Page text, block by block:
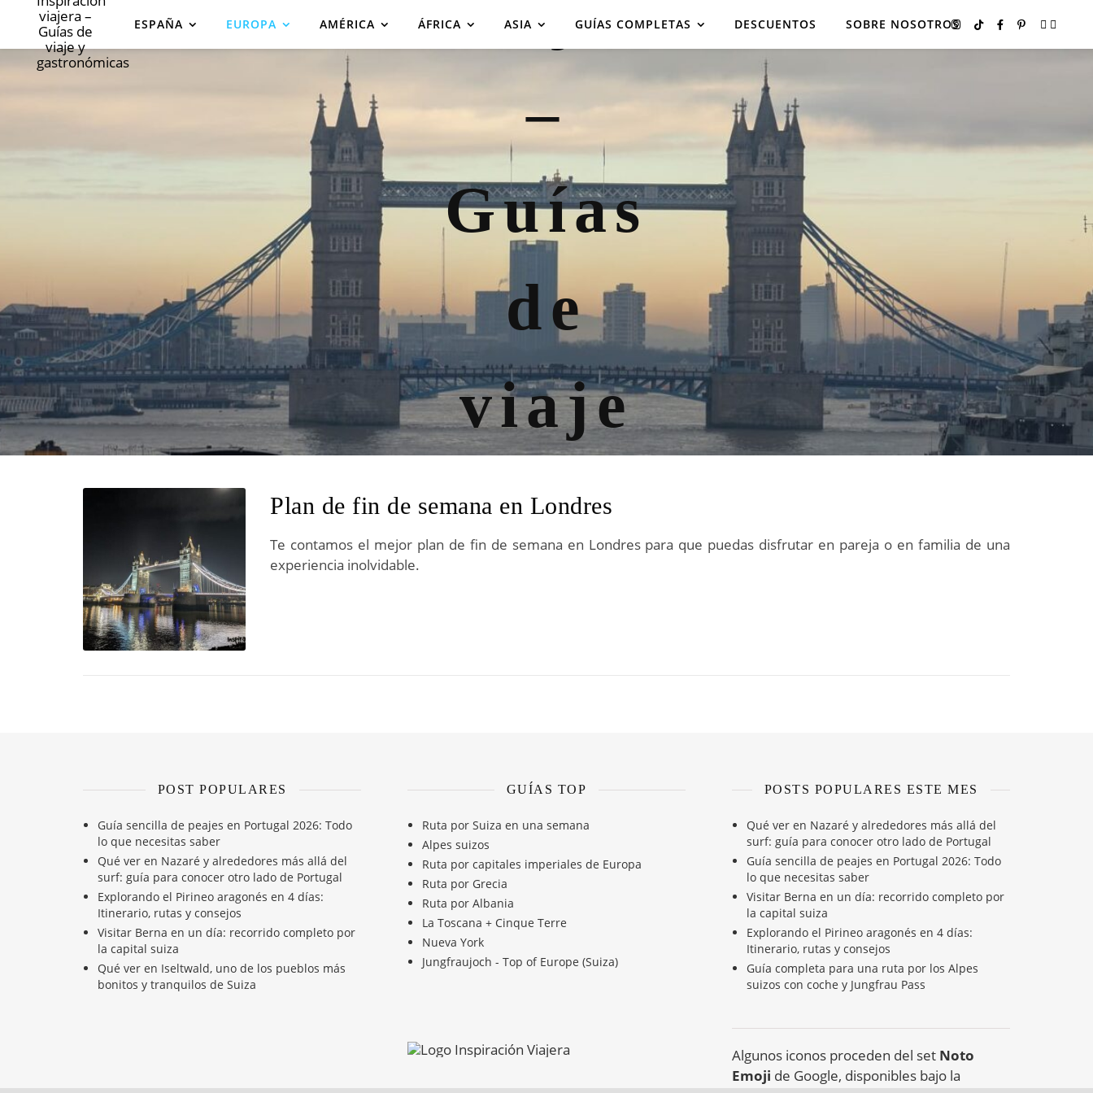
ESPAÑA EUROPA AMÉRICA ÁFRICA ASIA GUÍAS COMPLETAS DESCUENTOS SOBRE NOSOTROS
Plan de fin de semana en Londres
Te contamos el mejor plan de fin de semana en Londres para que puedas disfrutar en pareja o en familia de una
experiencia inolvidable.
POST POPULARES
Guía sencilla de peajes en Portugal 2026: Todo
lo que necesitas saber
Qué ver en Nazaré y alrededores más allá del
surf: guía para conocer otro lado de Portugal
Explorando el Pirineo aragonés en 4 días:
Itinerario, rutas y consejos
Visitar Berna en un día: recorrido completo por
la capital suiza
Qué ver en Iseltwald, uno de los pueblos más
bonitos y tranquilos de Suiza
GUÍAS TOP
Ruta por Suiza en una semana
Alpes suizos
Ruta por capitales imperiales de Europa
Ruta por Grecia
Ruta por Albania
La Toscana + Cinque Terre
Nueva York
Jungfraujoch - Top of Europe (Suiza)
POSTS POPULARES ESTE MES
Qué ver en Nazaré y alrededores más allá del
surf: guía para conocer otro lado de Portugal
Guía sencilla de peajes en Portugal 2026: Todo
lo que necesitas saber
Visitar Berna en un día: recorrido completo por
la capital suiza
Explorando el Pirineo aragonés en 4 días:
Itinerario, rutas y consejos
Guía completa para una ruta por los Alpes
suizos con coche y Jungfrau Pass
Algunos iconos proceden del set Noto
Emoji de Google, disponibles bajo la